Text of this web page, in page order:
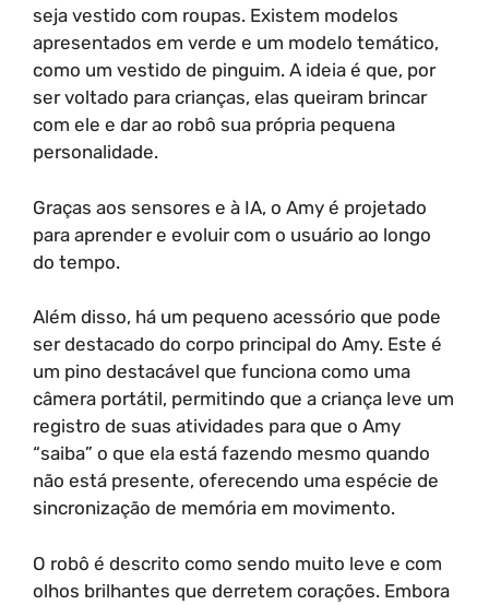
seja vestido com roupas. Existem modelos
apresentados em verde e um modelo temático,
como um vestido de pinguim. A ideia é que, por
ser voltado para crianças, elas queiram brincar
com ele e dar ao robô sua própria pequena
personalidade.
Graças aos sensores e à IA, o Amy é projetado
para aprender e evoluir com o usuário ao longo
do tempo.
Além disso, há um pequeno acessório que pode
ser destacado do corpo principal do Amy. Este é
um pino destacável que funciona como uma
câmera portátil, permitindo que a criança leve um
registro de suas atividades para que o Amy
“saiba” o que ela está fazendo mesmo quando
não está presente, oferecendo uma espécie de
sincronização de memória em movimento.
O robô é descrito como sendo muito leve e com
olhos brilhantes que derretem corações. Embora